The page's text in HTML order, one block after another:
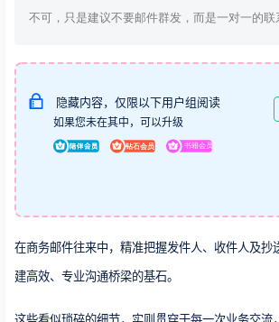
不可，只是建议不要邮件群发，而是一对一的联
隐藏内容，仅限以下用户组阅读
如果您未在其中，可以升级
在商务邮件往来中，精准把握发件人、收件人及抄
建高效、专业沟通桥梁的基石。
这些看似琐碎的细节，实则贯穿于每一次业务交流